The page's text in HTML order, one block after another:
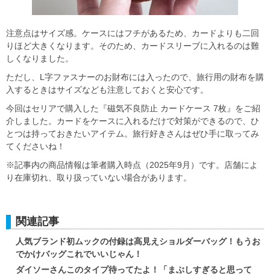
注意点はサイズ感。ケースにはフチがあるため、カードよりも二回
りほど大きくなります。そのため、カードスリーブに入れるのは難
しくなりました。
ただし、L字ファスナーのお財布には入ったので、旅行用の財布を購
入するときはサイズなども注意しておくと安心です。
今回はセリアで購入した『磁気不良防止 カードケース 7枚』をご紹
介しました。カードをケースに入れるだけで対策ができるので、ひ
とつは持っておきたいアイテム。旅行好きさんはぜひ手に取ってみ
てくださいね！
※記事内の商品情報は筆者購入時点（2025年9月）です。店舗によ
り在庫切れ、取り扱っていない場合があります。
関連記事
人気ブランド初ムックの付録は高見えショルダーバッグ！もうお
でかけバッグこれでいいじゃん！
ダイソーさんこのタイプ待ってたよ！「まぶしすぎると思って